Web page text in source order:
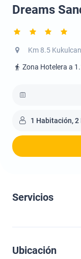
Dreams
Km 8.5
Zona Hotelera a
1 Habitación, 2
Servicios
Ubicación